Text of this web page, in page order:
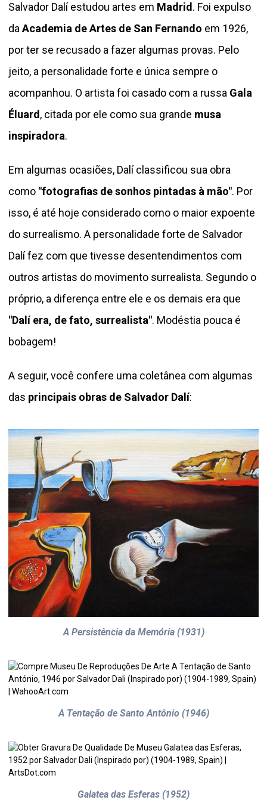
Salvador Dalí estudou artes em Madrid. Foi expulso
daAcademia de Artes de San Fernando em 1926,
por ter se recusado a fazer algumas provas. Pelo
jeito, a personalidade forte e única sempre o
acompanhou. O artista foi casado com a russa Gala
Éluard, citada por ele como sua grande musa
inspiradora.
Em algumas ocasiões, Dalí classificou sua obra
como "fotografias de sonhos pintadas à mão". Por
isso, é até hoje considerado como o maior expoente
do surrealismo. A personalidade forte de Salvador
Dalí fez com que tivesse desentendimentos com
outros artistas do movimento surrealista. Segundo o
próprio, a diferença entre ele e os demais era que
"Dalí era, de fato, surrealista". Modéstia pouca é
bobagem!
A seguir, você confere uma coletânea com algumas
das principais obras de Salvador Dalí:
A Persistência da Memória (1931)
A Tentação de Santo Antônio (1946)
Galatea das Esferas (1952)